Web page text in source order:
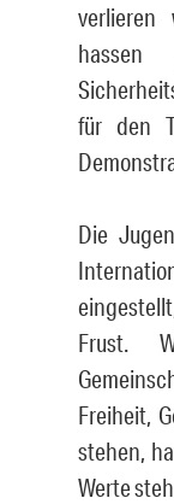
verlieren
für den
Die
Frust.
Freiheit,
stehen,
Werte